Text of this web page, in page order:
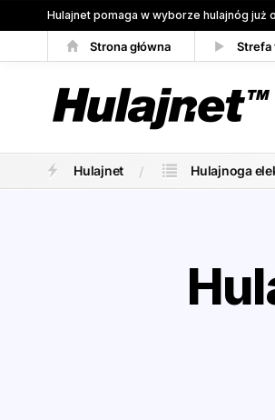
Hulajnet pomaga w wyborze hulajnóg już
Strona główna Strefa
Hulajnet Hulajnoga